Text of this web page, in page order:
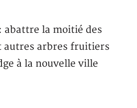
abattre la moitié des
autres arbres fruitiers
à la nouvelle ville